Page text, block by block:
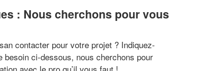
: Nous cherchons pour vous
contacter pour votre projet ? Indiquez-
besoin ci-dessous, nous cherchons pour
avec le pro qu’il vous faut !